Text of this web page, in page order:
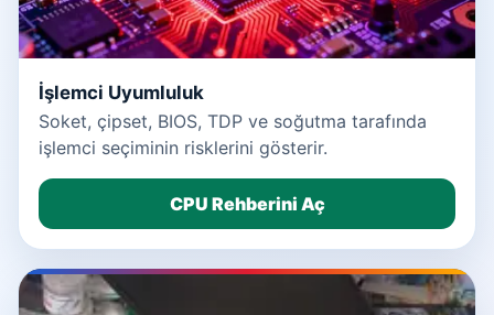
İşlemci Uyumluluk
Soket, çipset, BIOS, TDP ve soğutma tarafında
işlemci seçiminin risklerini gösterir.
CPU Rehberini Aç